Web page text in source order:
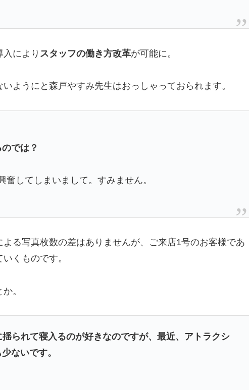
により スタッフの働き方改革が可能に。
ようにと森戸やすみ先生はおっしゃっておられます。
では？
してしまいまして。すみません。
る写真枚数の差はありませんが、ご来店1号のお客様であ
くものです。
。
られて寝入るのが好きなのですが、最近、アトラクシ
ないです。